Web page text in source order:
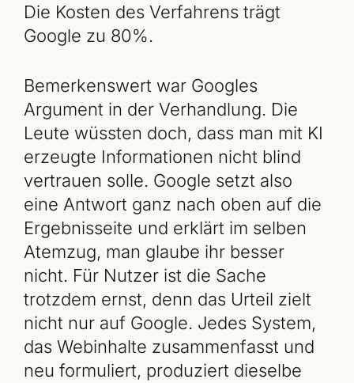
Die Kosten des Verfahrens trägt
Google zu 80%.
Bemerkenswert war Googles
Argument in der Verhandlung. Die
Leute wüssten doch, dass man mit KI
erzeugte Informationen nicht blind
vertrauen solle. Google setzt also
eine Antwort ganz nach oben auf die
Ergebnisseite und erklärt im selben
Atemzug, man glaube ihr besser
nicht. Für Nutzer ist die Sache
trotzdem ernst, denn das Urteil zielt
nicht nur auf Google. Jedes System,
das Webinhalte zusammenfasst und
neu formuliert, produziert dieselbe